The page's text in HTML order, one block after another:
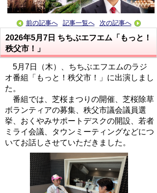
前の記事へ 記事一覧へ 次の記事へ
2026年5月7日 ちちぶエフエム「もっと！
秩父市！」
5月7日（木）、ちちぶエフエムのラジ
オ番組「もっと！秩父市！」に出演しまし
た。
番組では、芝桜まつりの開催、芝桜除草
ボランティアの募集、秩父市議会議員選
挙、おくやみサポートデスクの開設、若者
ミライ会議、タウンミーティングなどにつ
いてお話しさせていただきました。